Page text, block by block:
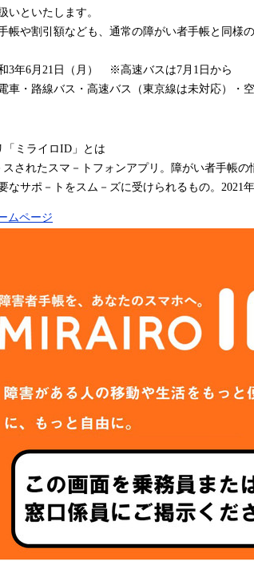
いといたします。
や割引額なども、通常の障がい者手帳と同様の
年6月21日（月） ※高速バスは7月1日から
・路線バス・高速バス（東京線は未対応）・
ミライロID」とは
されたスマ－トフォンアプリ。障がい者手帳
なサポ－トをスム－ズに受けられるもの。2021
ムページ